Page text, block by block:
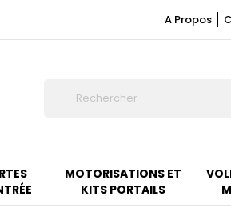
A Propos
MOTORISATIONS ET
KITS PORTAILS